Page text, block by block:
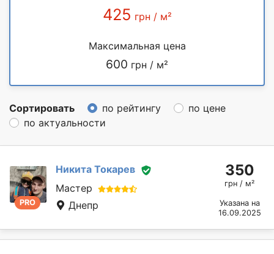
425 грн / м²
Максимальная цена
600 грн / м²
Сортировать по рейтингу
по цене
по актуальности
PRO
Никита Токарев
Мастер
Днепр
350
грн / м²
Указана на
16.09.2025